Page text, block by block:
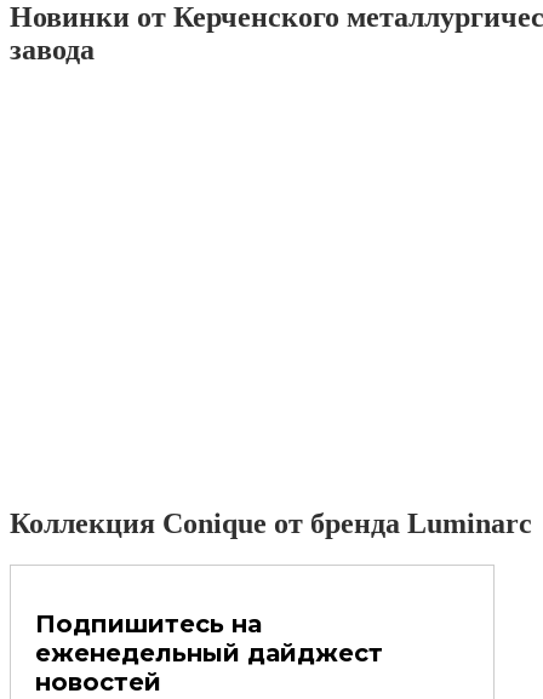
Новинки от Керченского
завода
Коллекция Conique от бренда Luminarc
Подпишитесь на
еженедельный дайджест
новостей